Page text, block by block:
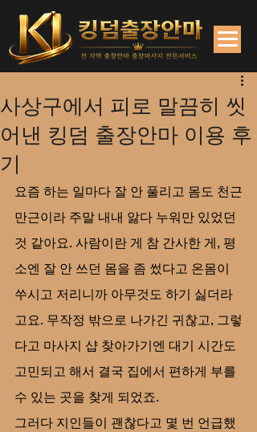
사상구에서 피로 말끔히 씻
어낸 킹덤 출장안마 이용 후
기
요즘 하는 일마다 잘 안 풀리고 몸도 천근
만근이라 주말 내내 앓다 누워만 있었던
것 같아요. 사람이란 게 참 간사한 게, 평
소엔 잘 안 쓰던 몸을 좀 썼다고 온몸이
쑤시고 저리니까 아무것도 하기 싫더라
고요. 무작정 밖으로 나가긴 귀찮고, 그렇
다고 마사지 샵 찾아가기엔 대기 시간도
고민되고 해서 결국 집에서 편하게 부를
수 있는 곳을 찾게 되었죠.
그러다 지인들이 괜찮다고 몇 번 언급했